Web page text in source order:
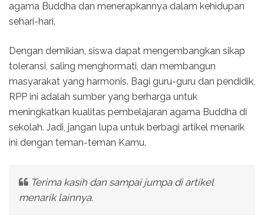
agama Buddha dan menerapkannya dalam kehidupan
sehari-hari.
Dengan demikian, siswa dapat mengembangkan sikap
toleransi, saling menghormati, dan membangun
masyarakat yang harmonis. Bagi guru-guru dan pendidik,
RPP ini adalah sumber yang berharga untuk
meningkatkan kualitas pembelajaran agama Buddha di
sekolah. Jadi, jangan lupa untuk berbagi artikel menarik
ini dengan teman-teman Kamu.
Terima kasih dan sampai jumpa di artikel
menarik lainnya.